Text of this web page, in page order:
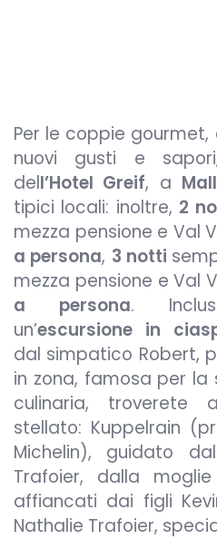
Per le coppie
nuovi gusti e
dell’Hotel Greif, a
tipici locali: inoltre, 2
mezza pensione e Val
a persona, 3 notti
mezza pensione e Val
a persona.
un’escursione in
dal simpatico Robert,
in zona, famosa per la
culinaria, troverete
stellato: Kuppelrain
Michelin), guidato
Trafoier, dalla
affiancati dai figli
Nathalie Trafoier,